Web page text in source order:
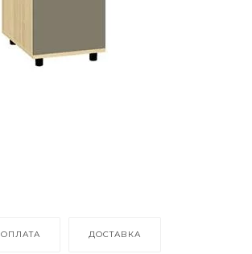
ОПЛАТА ДОСТАВКА